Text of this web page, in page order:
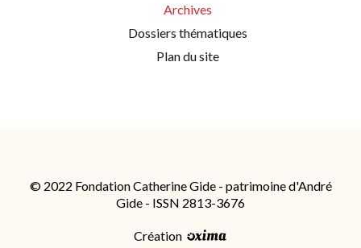
Archives
Dossiers thématiques
Plan du site
© 2022 Fondation Catherine Gide - patrimoine d'André
Gide - ISSN 2813-3676
Création